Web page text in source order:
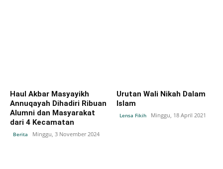
Haul Akbar Masyayikh
Annuqayah Dihadiri Ribuan
Alumni dan Masyarakat
dari 4 Kecamatan
Berita Minggu, 3 November 2024
Urutan Wali Nikah Dalam
Islam
Lensa Fikih Minggu, 18 April 2021